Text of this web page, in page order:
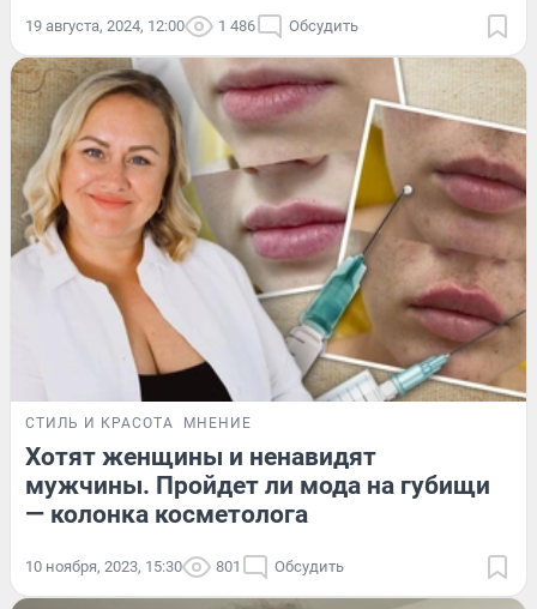
19 августа, 2024, 12:00 1 486 Обсудить
СТИЛЬ И КРАСОТА МНЕНИЕ
Хотят женщины и ненавидят
мужчины. Пройдет ли мода на губищи
— колонка косметолога
10 ноября, 2023, 15:30 801 Обсудить